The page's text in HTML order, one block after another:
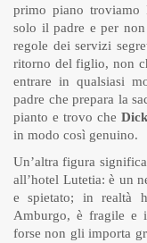
primo piano troviamo
solo il padre e per
regole dei servizi
ritorno del figlio, non
entrare in qualsiasi
padre che prepara la
pianto e trovo che
in modo così genuino.
Un’altra figura
all’hotel Lutetia: è un
e spietato; in realtà
Amburgo, è fragile e
forse non gli importa